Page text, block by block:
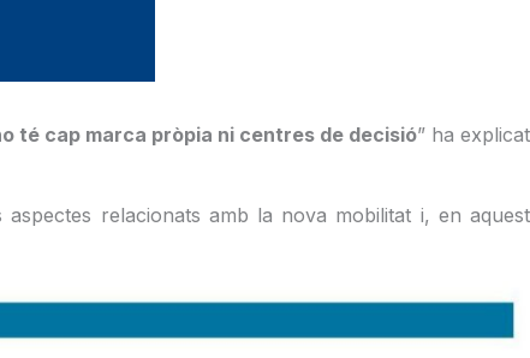
té cap marca pròpia ni centres de decisió” ha explicat
relacionats amb la nova mobilitat i, en aquest